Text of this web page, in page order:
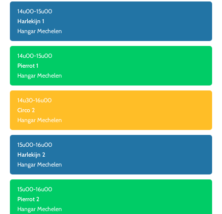
14u00-15u00
Harlekijn 1
Hangar Mechelen
14u00-15u00
Pierrot 1
Hangar Mechelen
14u30-16u00
Circo 2
Hangar Mechelen
15u00-16u00
Harlekijn 2
Hangar Mechelen
15u00-16u00
Pierrot 2
Hangar Mechelen